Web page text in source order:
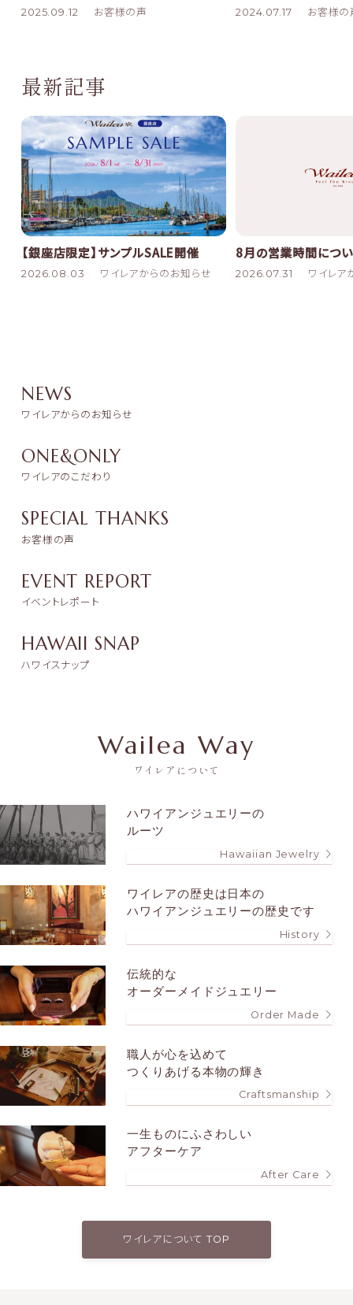
NEWS
ワイレアからのお知らせ
ONE&ONLY
ワイレアのこだわり
SPECIAL THANKS
お客様の声
EVENT REPORT
イベントレポート
HAWAII SNAP
ハワイスナップ
最新記事
【銀座店限定】サンプルSALE開催
2026.08.03 ワイレアからのお知らせ
8月の営業時間につ
2026.07.31 ワイレア
2025.09.12 お客様の声 2024.07.17 お客様の
Wailea Way
ワイレアについて
ハワイアンジュエリーの
ルーツ
Hawaiian Jewelry
ワイレアの歴史は日本の
ハワイアンジュエリーの歴史です
History
伝統的な
オーダーメイドジュエリー
Order Made
職人が心を込めて
つくりあげる本物の輝き
Craftsmanship
一生ものにふさわしい
アフターケア
After Care
ワイレアについて TOP